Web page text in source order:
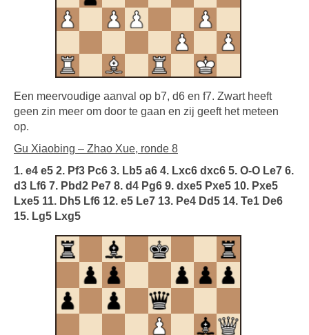
Een meervoudige aanval op b7, d6 en f7. Zwart heeft
geen zin meer om door te gaan en zij geeft het meteen
op.
Gu Xiaobing – Zhao Xue, ronde 8
1. e4 e5 2. Pf3 Pc6 3. Lb5 a6 4. Lxc6 dxc6 5. O-O Le7 6.
d3 Lf6 7. Pbd2 Pe7 8. d4 Pg6 9. dxe5 Pxe5 10. Pxe5
Lxe5 11. Dh5 Lf6 12. e5 Le7 13. Pe4 Dd5 14. Te1 De6
15. Lg5 Lxg5